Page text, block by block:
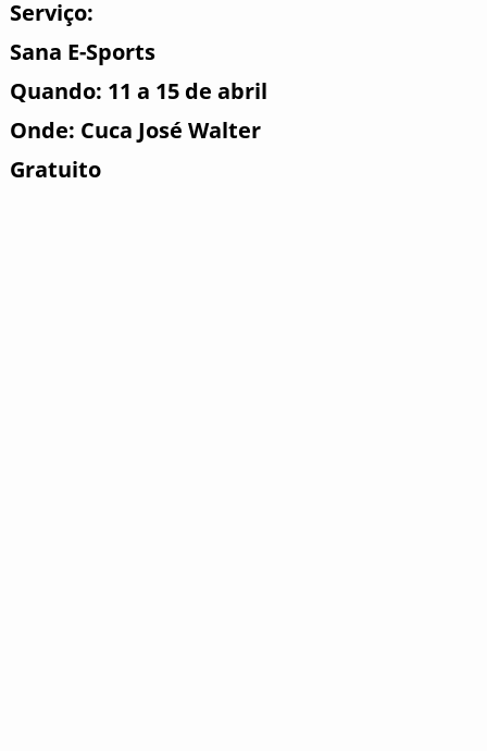
Serviço:
Sana E-Sports
Quando: 11 a 15 de abril
Onde: Cuca José Walter
Gratuito